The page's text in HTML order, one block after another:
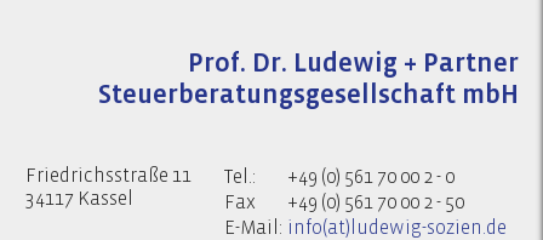
Prof. Dr. Ludewig + Partner
Steuerberatungsgesellschaft mbH
Friedrichsstraße 11
34117 Kassel
Tel.:
+49 (0) 561 70 00 2 - 0
Fax
+49 (0) 561 70 00 2 - 50
E-Mail: info(at)ludewig-sozien.de